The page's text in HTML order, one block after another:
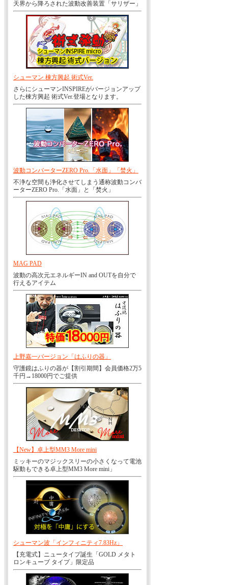
天界から降ろされた波動改善装置「サリザー」
シューマン 棟方興起 術式Ver.
さらにシューマンINSPIREがバージョンアップ
した棟方興起 術式Ver.登場となります。
波動コンバーターZERO Pro.「水面」「焚火」
不浄な空間も浄化させてしまう通称波動コンバ
ーターZERO Pro.「水面」と「焚火」
MAG PAD
波動の高次元エネルギーIN and OUTを自分で
行えるアイテム
上野嘉一バージョン「はふりの器」
守護鏡はふりの器が【割引期間】会員価格2万5
千円→18000円でご提供
【New】卓上型MM3 More mini
ミッキーのマジックスリーの小さくなって電池
駆動もできる卓上型MM3 More mini」
シューマン波「インフィニティ7.83Hz」
【充電式】ニュータイプ誕生「GOLD メタト
ロンキューブ タイプ」限定品